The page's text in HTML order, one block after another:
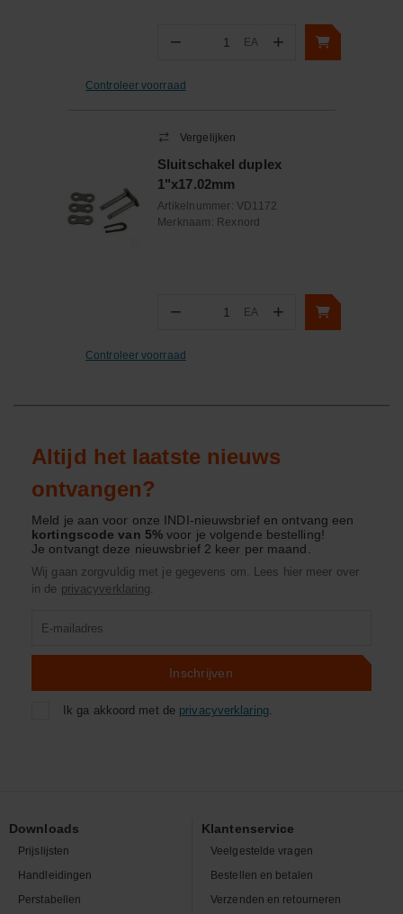
− Aantal
EA +
Controleer voorraad
Vergelijken
Sluitschakel duplex
1"x17.02mm
Artikelnummer: VD1172
Merknaam: Rexnord
− Aantal
EA +
Controleer voorraad
Altijd het laatste nieuws
ontvangen?
Meld je aan voor onze INDI-nieuwsbrief en ontvang een
kortingscode van 5%voor je volgende bestelling!
Je ontvangt deze nieuwsbrief 2 keer per maand.
Wij gaan zorgvuldig met je gegevens om. Lees hier meer over
in de privacyverklaring.
Inschrijven
Ik ga akkoord met de privacyverklaring.
Downloads
Prijslijsten
Handleidingen
Perstabellen
Klantenservice
Veelgestelde vragen
Bestellen en betalen
Verzenden en retourneren